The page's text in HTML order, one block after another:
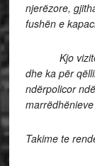
njerëzore,
fushën e
Kjo vizitë
dhe ka për
ndërpolicor
Takime te